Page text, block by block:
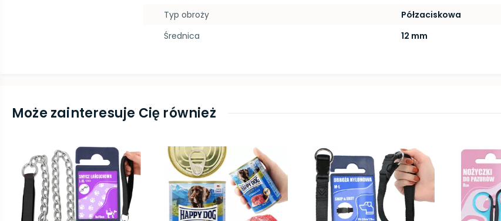
Typ obroży
Półzaciskowa
Średnica
12 mm
Może zainteresuje Cię również